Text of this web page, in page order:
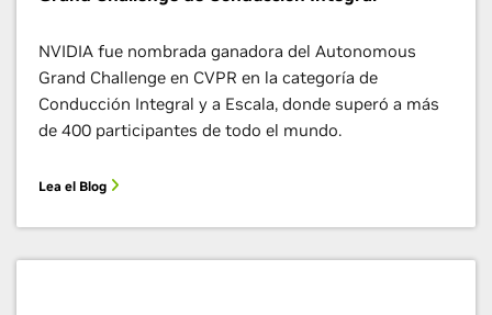
NVIDIA fue nombrada ganadora del Autonomous
Grand Challenge en CVPR en la categoría de
Conducción Integral y a Escala, donde superó a más
de 400 participantes de todo el mundo.
Lea el Blog